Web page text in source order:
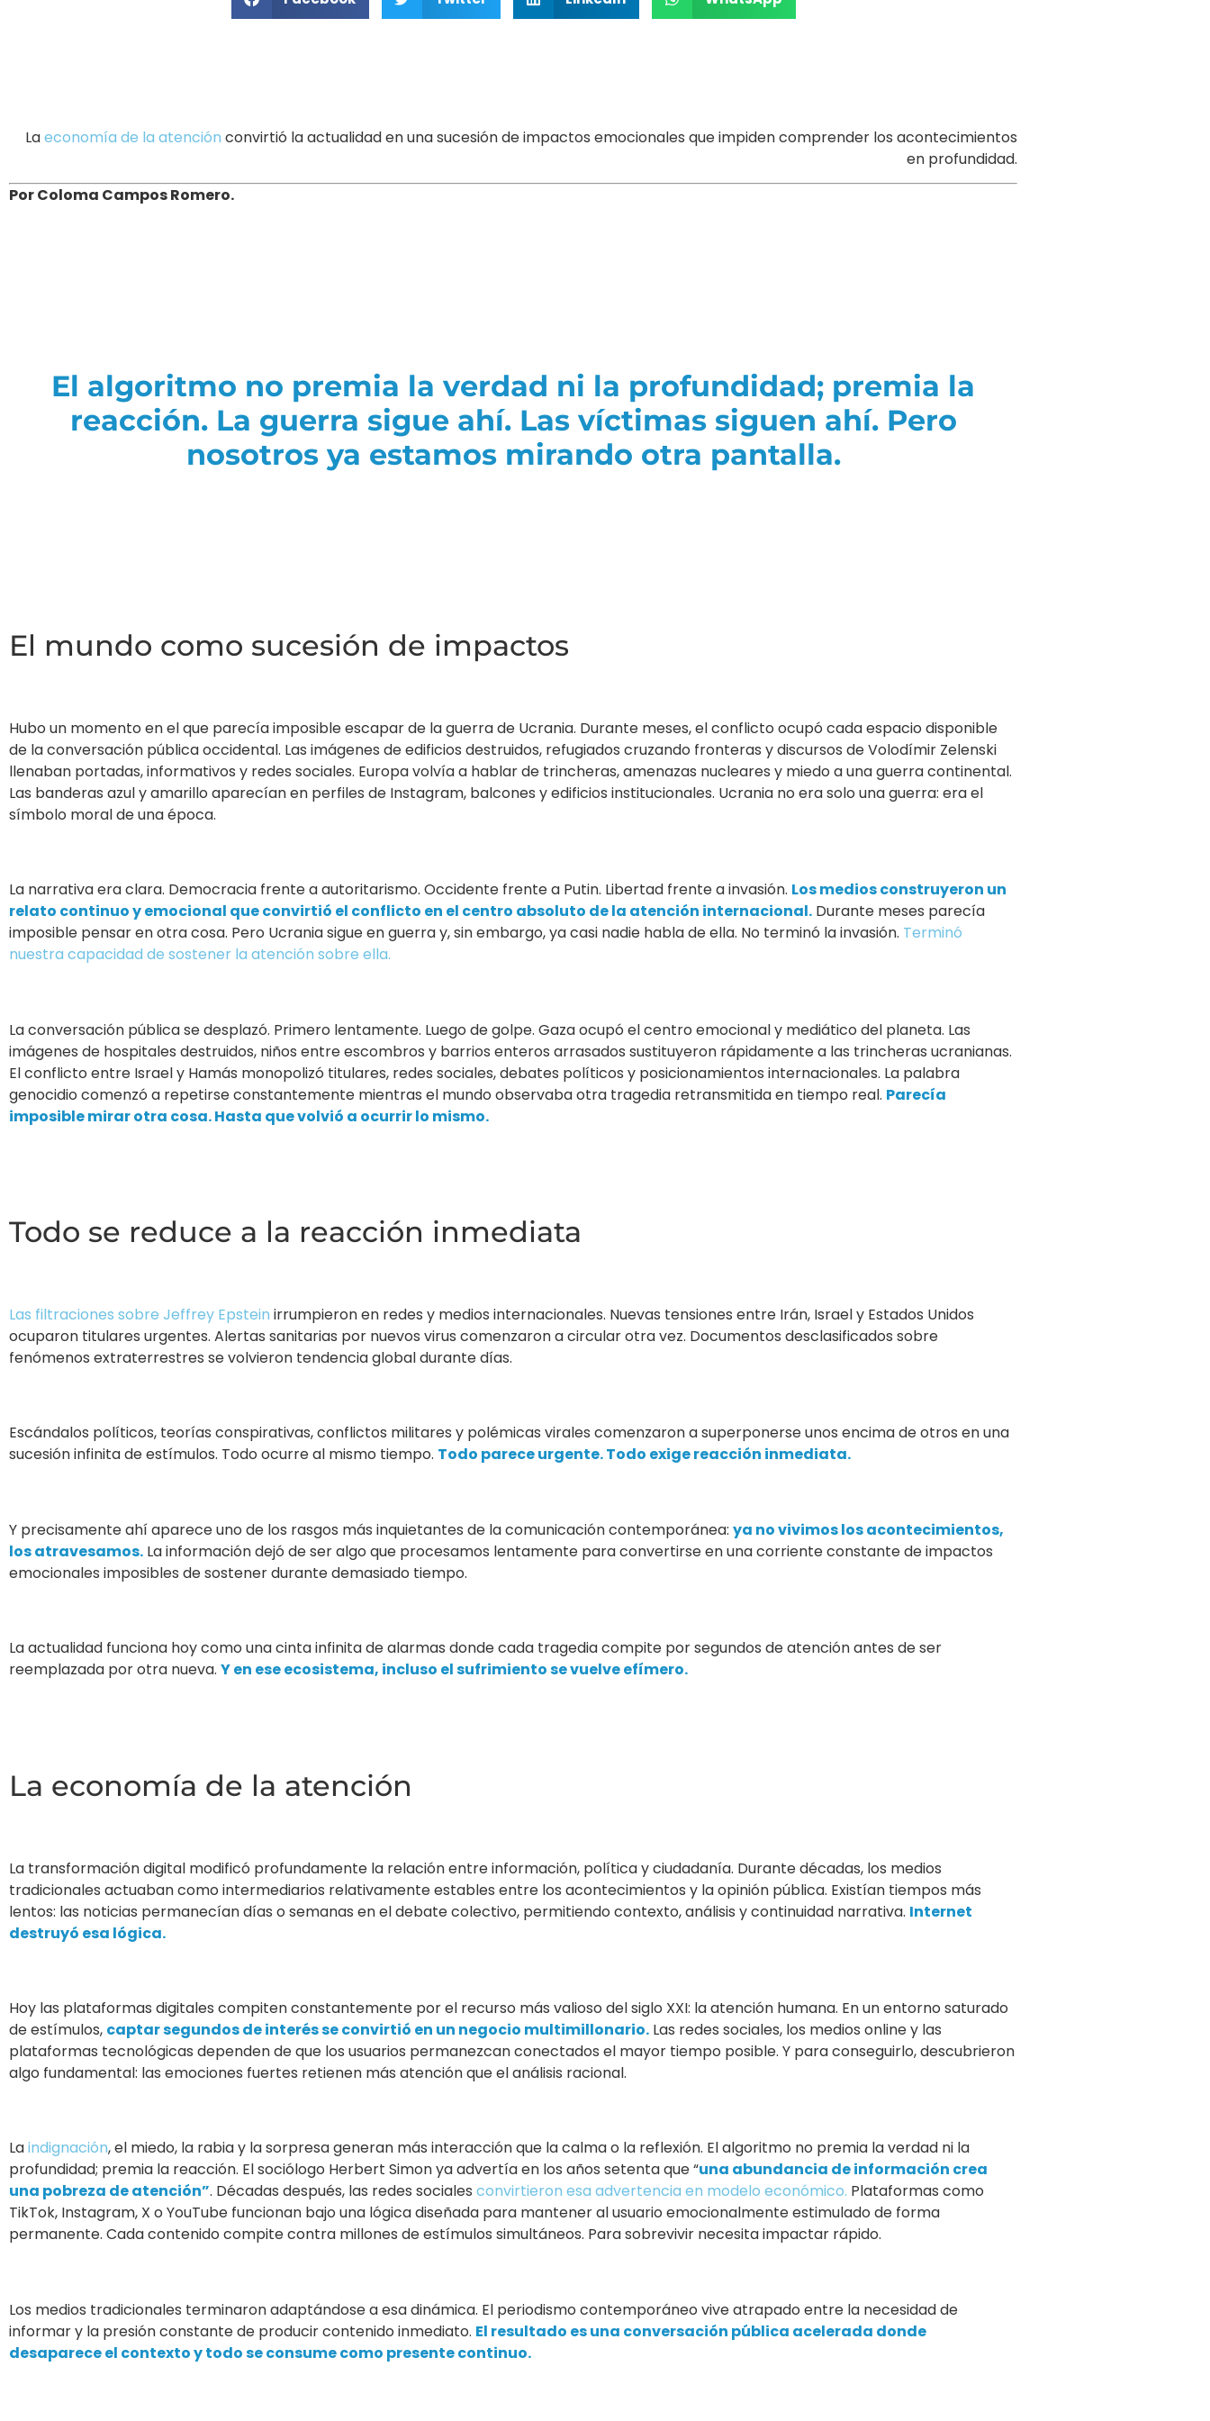
Laeconomía de la atención convirtió la actualidad en una sucesión de impactos emocionales que impiden comprender los acontecimientos
en profundidad.
Por Coloma Campos Romero.
El algoritmo no premia la verdad ni la profundidad; premia la
reacción. La guerra sigue ahí. Las víctimas siguen ahí. Pero
nosotros ya estamos mirando otra pantalla.
El mundo como sucesión de impactos
Hubo un momento en el que parecía imposible escapar de la guerra de Ucrania. Durante meses, el conflicto ocupó cada espacio disponible
de la conversación pública occidental. Las imágenes de edificios destruidos, refugiados cruzando fronteras y discursos de Volodímir Zelenski
llenaban portadas, informativos y redes sociales. Europa volvía a hablar de trincheras, amenazas nucleares y miedo a una guerra continental.
Las banderas azul y amarillo aparecían en perfiles de Instagram, balcones y edificios institucionales. Ucrania no era solo una guerra: era el
símbolo moral de una época.
La narrativa era clara. Democracia frente a autoritarismo. Occidente frente a Putin. Libertad frente a invasión. Los medios construyeron un
relato continuo y emocional que convirtió el conflicto en el centro absoluto de la atención internacional. Durante meses parecía
imposible pensar en otra cosa. Pero Ucrania sigue en guerra y, sin embargo, ya casi nadie habla de ella. No terminó la invasión. Terminó
nuestra capacidad de sostener la atención sobre ella.
La conversación pública se desplazó. Primero lentamente. Luego de golpe. Gaza ocupó el centro emocional y mediático del planeta. Las
imágenes de hospitales destruidos, niños entre escombros y barrios enteros arrasados sustituyeron rápidamente a las trincheras ucranianas.
El conflicto entre Israel y Hamás monopolizó titulares, redes sociales, debates políticos y posicionamientos internacionales. La palabra
genocidio comenzó a repetirse constantemente mientras el mundo observaba otra tragedia retransmitida en tiempo real. Parecía
imposible mirar otra cosa. Hasta que volvió a ocurrir lo mismo.
Todo se reduce a la reacción inmediata
Las filtraciones sobre Jeffrey Epstein irrumpieron en redes y medios internacionales. Nuevas tensiones entre Irán, Israel y Estados Unidos
ocuparon titulares urgentes. Alertas sanitarias por nuevos virus comenzaron a circular otra vez. Documentos desclasificados sobre
fenómenos extraterrestres se volvieron tendencia global durante días.
Escándalos políticos, teorías conspirativas, conflictos militares y polémicas virales comenzaron a superponerse unos encima de otros en una
sucesión infinita de estímulos. Todo ocurre al mismo tiempo. Todo parece urgente. Todo exige reacción inmediata.
Y precisamente ahí aparece uno de los rasgos más inquietantes de la comunicación contemporánea: ya no vivimos los acontecimientos,
los atravesamos. La información dejó de ser algo que procesamos lentamente para convertirse en una corriente constante de impactos
emocionales imposibles de sostener durante demasiado tiempo.
La actualidad funciona hoy como una cinta infinita de alarmas donde cada tragedia compite por segundos de atención antes de ser
reemplazada por otra nueva. Y en ese ecosistema, incluso el sufrimiento se vuelve efímero.
La economía de la atención
La transformación digital modificó profundamente la relación entre información, política y ciudadanía. Durante décadas, los medios
tradicionales actuaban como intermediarios relativamente estables entre los acontecimientos y la opinión pública. Existían tiempos más
lentos: las noticias permanecían días o semanas en el debate colectivo, permitiendo contexto, análisis y continuidad narrativa. Internet
destruyó esa lógica.
Hoy las plataformas digitales compiten constantemente por el recurso más valioso del siglo XXI: la atención humana. En un entorno saturado
de estímulos, captar segundos de interés se convirtió en un negocio multimillonario. Las redes sociales, los medios online y las
plataformas tecnológicas dependen de que los usuarios permanezcan conectados el mayor tiempo posible. Y para conseguirlo, descubrieron
algo fundamental: las emociones fuertes retienen más atención que el análisis racional.
Laindignación, el miedo, la rabia y la sorpresa generan más interacción que la calma o la reflexión. El algoritmo no premia la verdad ni la
profundidad; premia la reacción. El sociólogo Herbert Simon ya advertía en los años setenta que “una abundancia de información crea
una pobreza de atención”. Décadas después, las redes sociales convirtieron esa advertencia en modelo económico. Plataformas como
TikTok, Instagram, X o YouTube funcionan bajo una lógica diseñada para mantener al usuario emocionalmente estimulado de forma
permanente. Cada contenido compite contra millones de estímulos simultáneos. Para sobrevivir necesita impactar rápido.
Los medios tradicionales terminaron adaptándose a esa dinámica. El periodismo contemporáneo vive atrapado entre la necesidad de
informar y la presión constante de producir contenido inmediato. El resultado es una conversación pública acelerada donde
desaparece el contexto y todo se consume como presente continuo.